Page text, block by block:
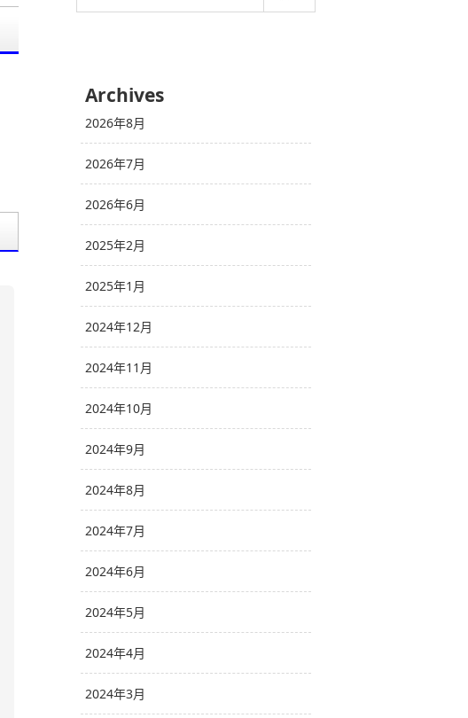
Archives
2026年8月
2026年7月
2026年6月
2025年2月
2025年1月
2024年12月
2024年11月
2024年10月
2024年9月
2024年8月
2024年7月
2024年6月
2024年5月
2024年4月
2024年3月